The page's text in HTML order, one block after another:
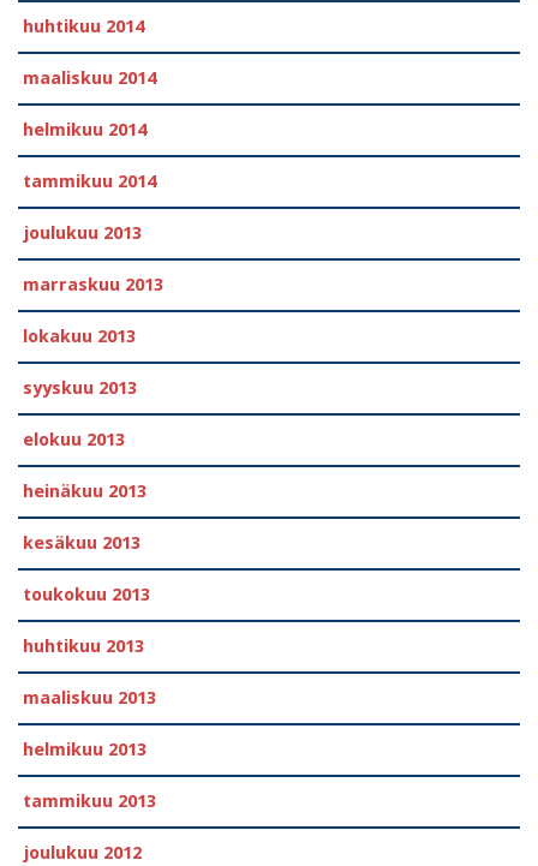
huhtikuu 2014
maaliskuu 2014
helmikuu 2014
tammikuu 2014
joulukuu 2013
marraskuu 2013
lokakuu 2013
syyskuu 2013
elokuu 2013
heinäkuu 2013
kesäkuu 2013
toukokuu 2013
huhtikuu 2013
maaliskuu 2013
helmikuu 2013
tammikuu 2013
joulukuu 2012